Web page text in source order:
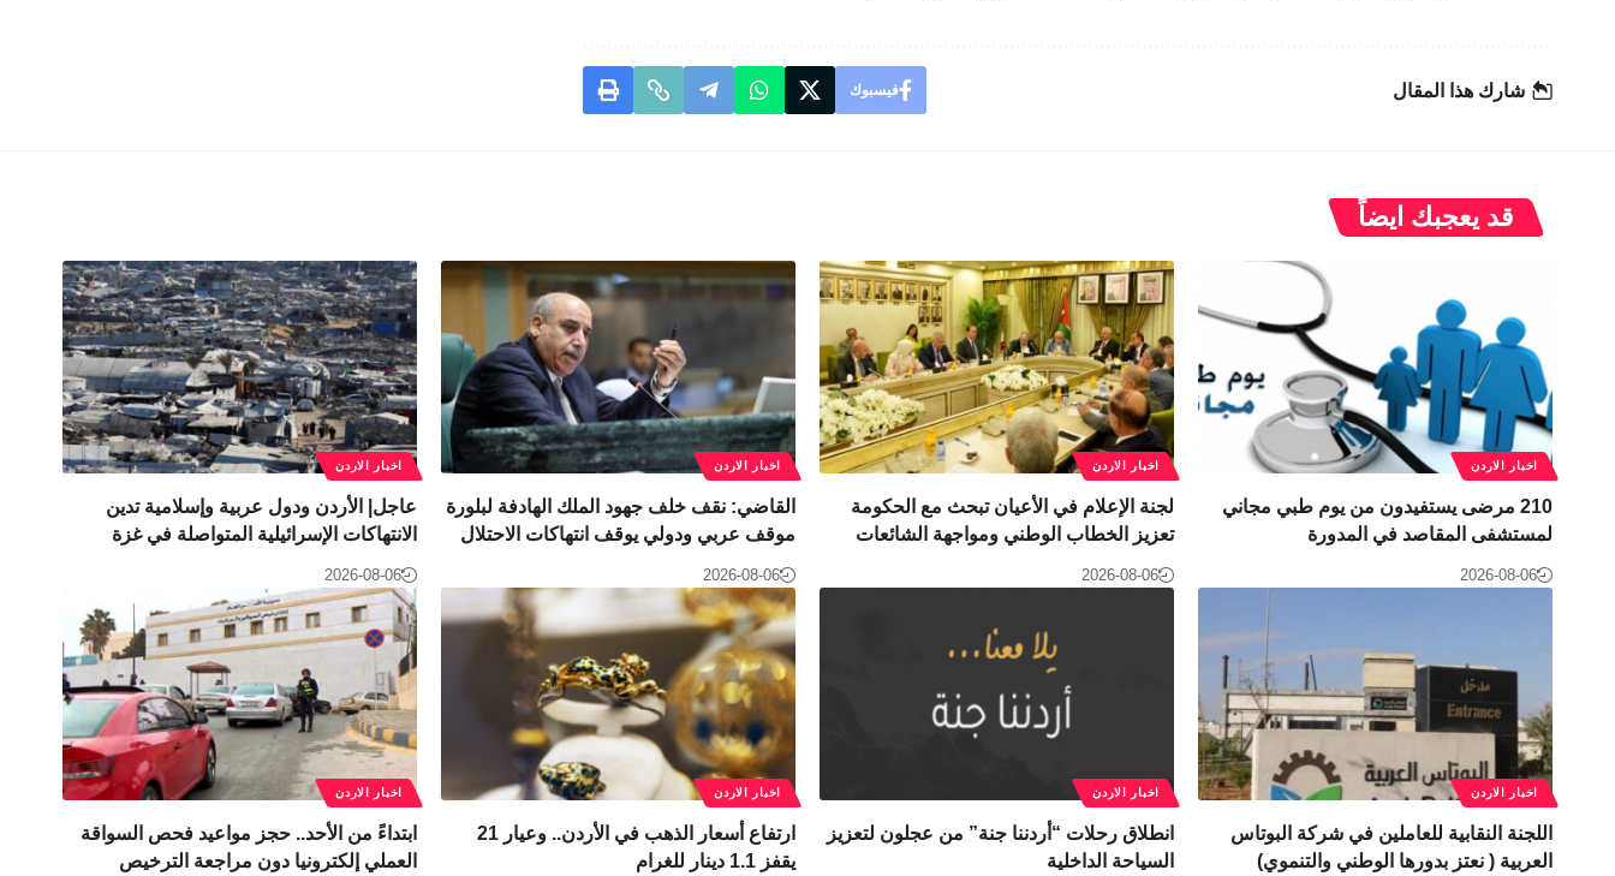
شارك هذا المقال فيسبوك
قد يعجبك ايضاً
اخبار الاردن
210 مرضى يستفيدون من يوم طبي مجاني
لمستشفى المقاصد في المدورة
2026-08-06
اخبار الاردن
لجنة الإعلام في الأعيان تبحث مع الحكومة
تعزيز الخطاب الوطني ومواجهة الشائعات
2026-08-06
اخبار الاردن
القاضي: نقف خلف جهود الملك الهادفة لبلورة
موقف عربي ودولي يوقف انتهاكات الاحتلال
2026-08-06
اخبار الاردن
عاجل| الأردن ودول عربية وإسلامية تدين
الانتهاكات الإسرائيلية المتواصلة في غزة
2026-08-06
اخبار الاردن
اللجنة النقابية للعاملين في شركة البوتاس
العربية ( نعتز بدورها الوطني والتنموي)
اخبار الاردن
انطلاق رحلات “أردننا جنة” من عجلون لتعزيز
السياحة الداخلية
اخبار الاردن
ارتفاع أسعار الذهب في الأردن.. وعيار 21
يقفز 1.1 دينار للغرام
اخبار الاردن
ابتداءً من الأحد.. حجز مواعيد فحص السواقة
العملي إلكترونيا دون مراجعة الترخيص